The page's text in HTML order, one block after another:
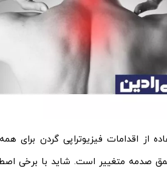
از اقدامات فیزیوتراپی گردن برای
صدمه متغییر است. شاید با برخی